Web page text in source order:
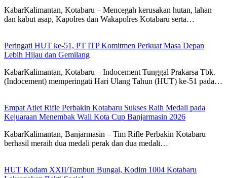
KabarKalimantan, Kotabaru – Mencegah kerusakan hutan, lahan
dan kabut asap, Kapolres dan Wakapolres Kotabaru serta…
Peringati HUT ke-51, PT ITP Komitmen Perkuat Masa Depan
Lebih Hijau dan Gemilang
KabarKalimantan, Kotabaru – Indocement Tunggal Prakarsa Tbk.
(Indocement) memperingati Hari Ulang Tahun (HUT) ke-51 pada…
Empat Atlet Rifle Perbakin Kotabaru Sukses Raih Medali pada
Kejuaraan Menembak Wali Kota Cup Banjarmasin 2026
KabarKalimantan, Banjarmasin – Tim Rifle Perbakin Kotabaru
berhasil meraih dua medali perak dan dua medali…
HUT Kodam XXII/Tambun Bungai, Kodim 1004 Kotabaru